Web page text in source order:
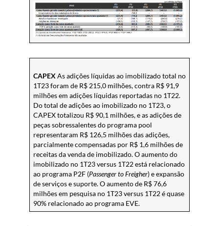
CAPEX As adições líquidas ao imobilizado total no
1T23 foram de R$ 215,0 milhões, contra R$ 91,9
milhões em adições líquidas reportadas no 1T22.
Do total de adições ao imobilizado no 1T23, o
CAPEX totalizou R$ 90,1 milhões, e as adições de
peças sobressalentes do programa pool
representaram R$ 126,5 milhões das adições,
parcialmente compensadas por R$ 1,6 milhões de
receitas da venda de imobilizado. O aumento do
imobilizado no 1T23 versus 1T22 está relacionado
ao programa P2F (Passenger to Freigher) e expansão
de serviços e suporte. O aumento de R$ 76,6
milhões em pesquisa no 1T23 versus 1T22 é quase
90% relacionado ao programa EVE.